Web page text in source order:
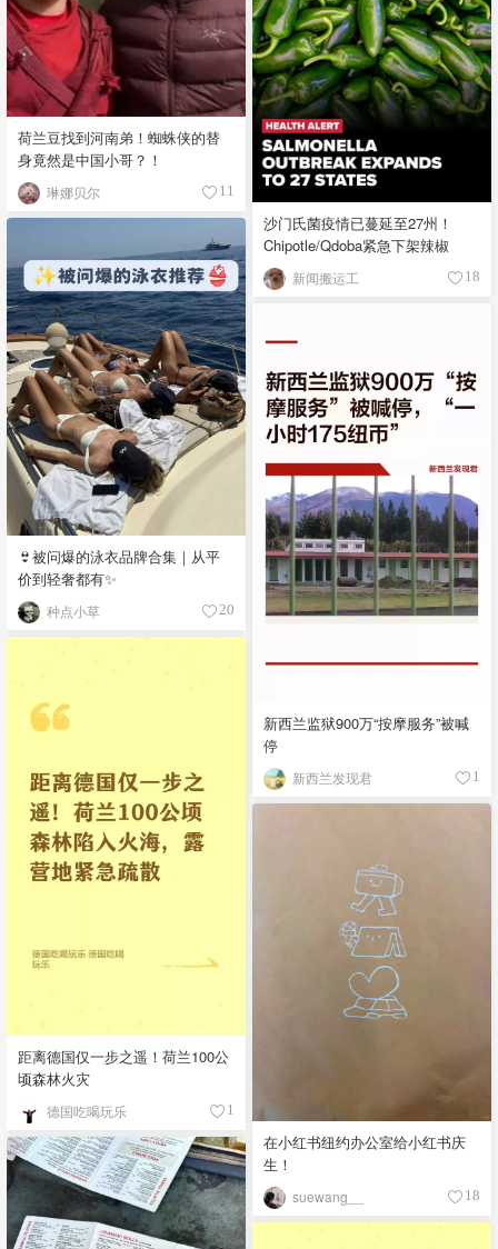
荷兰豆找到河南弟！蜘蛛侠的替
身竟然是中国小哥？！
琳娜贝尔 11
沙门氏菌疫情已蔓延至27州！
Chipotle/Qdoba紧急下架辣椒
新闻搬运工 18
👙被问爆的泳衣品牌合集｜从平
价到轻奢都有✨
种点小草 20
新西兰监狱900万“按摩服务”被喊
停
新西兰发现君 1
距离德国仅一步之遥！荷兰100公
顷森林火灾
德国吃喝玩乐 1
在小红书纽约办公室给小红书庆
生！
suewang__ 18